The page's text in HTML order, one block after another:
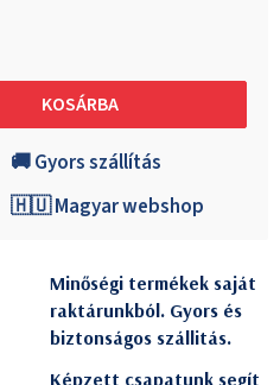
KOSÁRBA
🚚 Gyors szállítás
🇭🇺 Magyar webshop
Minőségi termékek saját
raktárunkból. Gyors és
biztonságos szállitás.
Képzett csapatunk segít